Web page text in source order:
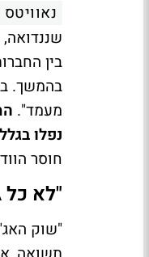
בין
בהמשך.
מעמד".
נפלו
חוסר
"לא כל AA זו בהכרח קנייה, ולא כל BBB זו בהכרח מכירה"